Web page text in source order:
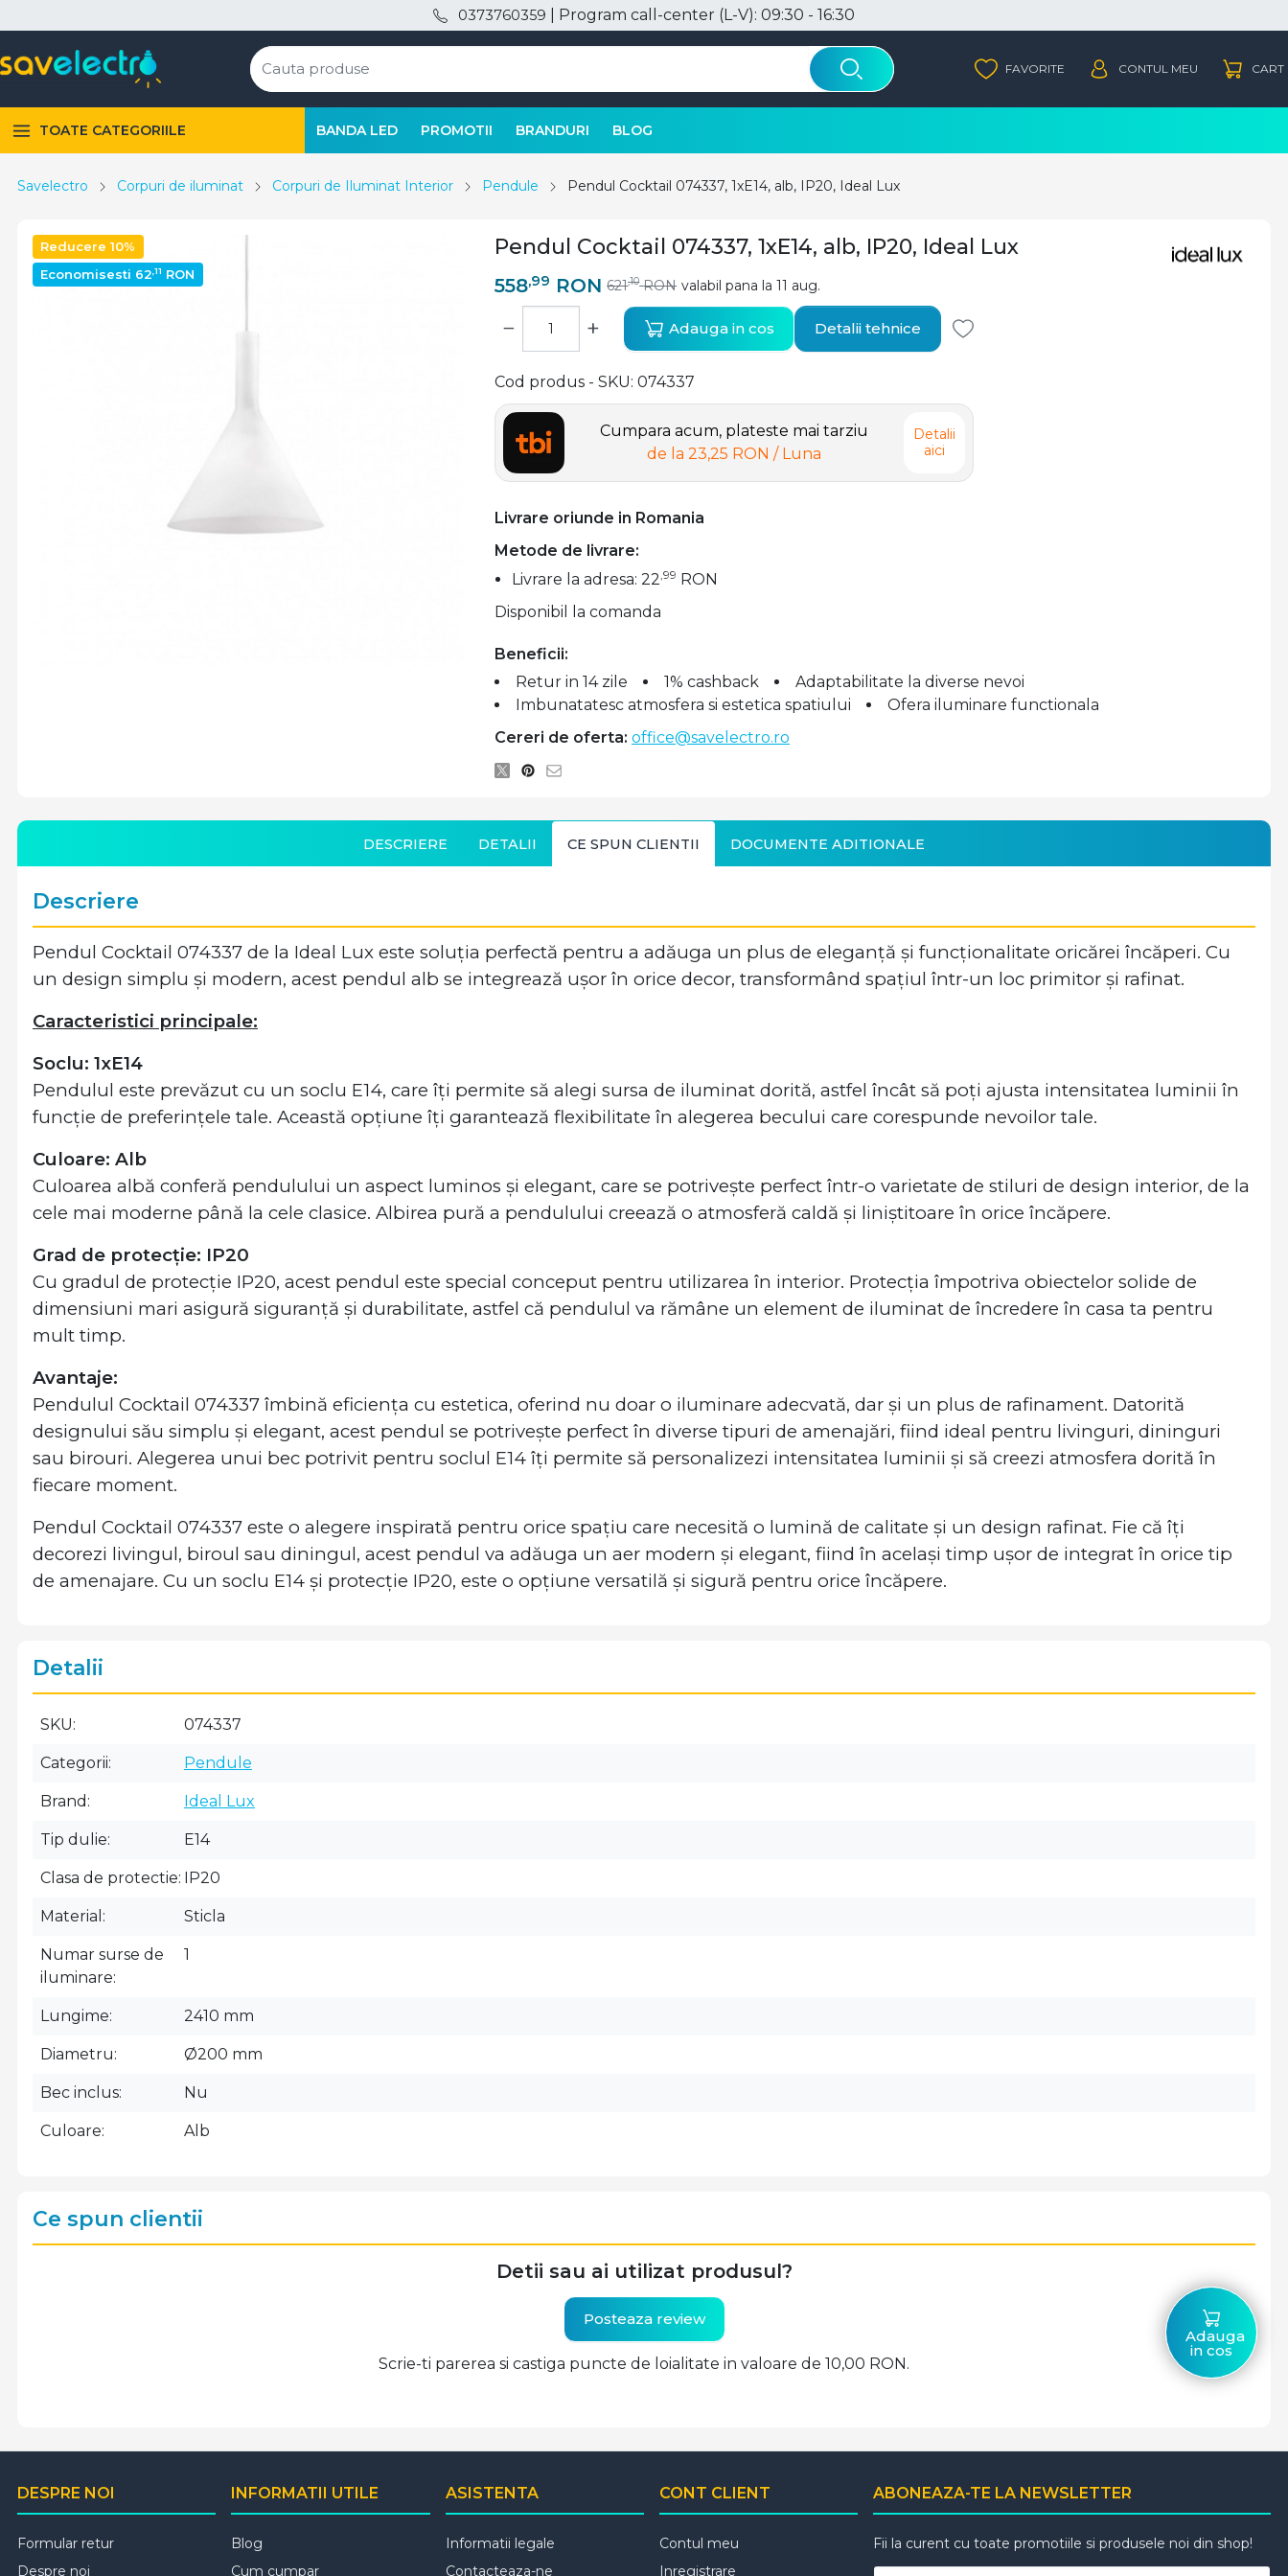
0373760359 | Program call-center (L-V): 09:30 - 16:30
TOATE CATEGORIILE BANDA LED PROMOTII BRANDURI BLOG
Savelectro Corpuri de iluminat Corpuri de Iluminat Interior Pendule Pendul Cocktail 074337, 1xE14, alb, IP20, Ideal Lux
Reducere 10%
Economisesti 62,11 RON
Pendul Cocktail 074337, 1xE14, alb, IP20, Ideal Lux
558,99 RON 621,10 RON valabil pana la 11 aug.
Cumpara acum, plateste mai tarziu
de la 23,25 RON / Luna
Detalii
aici
Livrare oriunde in Romania
Cod produs - SKU 074337
Metode de livrare:
Livrare la adresa: 22,99 RON
Disponibil la comanda
− + Adauga in cos Detalii tehnice
Beneficii:
Retur in 14 zile
1% cashback
Adaptabilitate la diverse nevoi
Imbunatatesc atmosfera si estetica spatiului
Ofera iluminare functionala
Cereri de oferta: office@savelectro.ro
Adauga
in cos
DESCRIERE DETALII CE SPUN CLIENTII DOCUMENTE ADITIONALE
Descriere
Pendul Cocktail 074337 de la Ideal Lux este soluția perfectă pentru a adăuga un plus de eleganță și funcționalitate oricărei încăperi. Cu
un design simplu și modern, acest pendul alb se integrează ușor în orice decor, transformând spațiul într-un loc primitor și rafinat.
Caracteristici principale:
Soclu: 1xE14
Pendulul este prevăzut cu un soclu E14, care îți permite să alegi sursa de iluminat dorită, astfel încât să poți ajusta intensitatea luminii în
funcție de preferințele tale. Această opțiune îți garantează flexibilitate în alegerea becului care corespunde nevoilor tale.
Culoare: Alb
Culoarea albă conferă pendulului un aspect luminos și elegant, care se potrivește perfect într-o varietate de stiluri de design interior, de la
cele mai moderne până la cele clasice. Albirea pură a pendulului creează o atmosferă caldă și liniștitoare în orice încăpere.
Grad de protecție: IP20
Cu gradul de protecție IP20, acest pendul este special conceput pentru utilizarea în interior. Protecția împotriva obiectelor solide de
dimensiuni mari asigură siguranță și durabilitate, astfel că pendulul va rămâne un element de iluminat de încredere în casa ta pentru
mult timp.
Avantaje:
Pendulul Cocktail 074337 îmbină eficiența cu estetica, oferind nu doar o iluminare adecvată, dar și un plus de rafinament. Datorită
designului său simplu și elegant, acest pendul se potrivește perfect în diverse tipuri de amenajări, fiind ideal pentru livinguri, dininguri
sau birouri. Alegerea unui bec potrivit pentru soclul E14 îți permite să personalizezi intensitatea luminii și să creezi atmosfera dorită în
fiecare moment.
Pendul Cocktail 074337 este o alegere inspirată pentru orice spațiu care necesită o lumină de calitate și un design rafinat. Fie că îți
decorezi livingul, biroul sau diningul, acest pendul va adăuga un aer modern și elegant, fiind în același timp ușor de integrat în orice tip
de amenajare. Cu un soclu E14 și protecție IP20, este o opțiune versatilă și sigură pentru orice încăpere.
Detalii
SKU 074337
Categorii Pendule
Brand Ideal Lux
Tip dulie E14
Clasa de protectie IP20
Material Sticla
Numar surse de
iluminare
1
Lungime 2410 mm
Diametru Ø200 mm
Bec inclus Nu
Culoare Alb
Ce spun clientii
Detii sau ai utilizat produsul?
Posteaza review
Scrie-ti parerea si castiga puncte de loialitate in valoare de 10,00 RON.
DESPRE NOI
Formular retur
Despre noi
INFORMATII UTILE
Blog
Cum cumpar
ASISTENTA
Informatii legale
Contacteaza-ne
CONT CLIENT
Contul meu
Inregistrare
ABONEAZA-TE LA NEWSLETTER
Fii la curent cu toate promotiile si produsele noi din shop!